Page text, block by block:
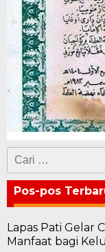
Cari
untuk:
Pos-pos
Lapas Pati Gelar
Manfaat bagi